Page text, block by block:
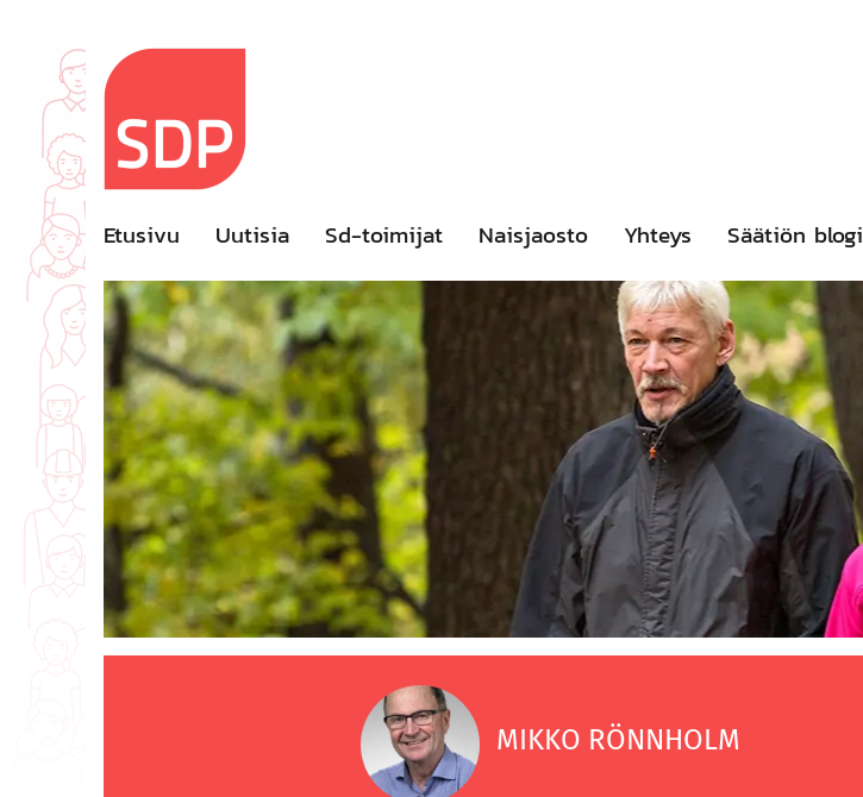
content
Etusivu Uutisia Sd-toimijat Naisjaosto Yhteys Säätiön blogi
MIKKO RÖNNHOLM